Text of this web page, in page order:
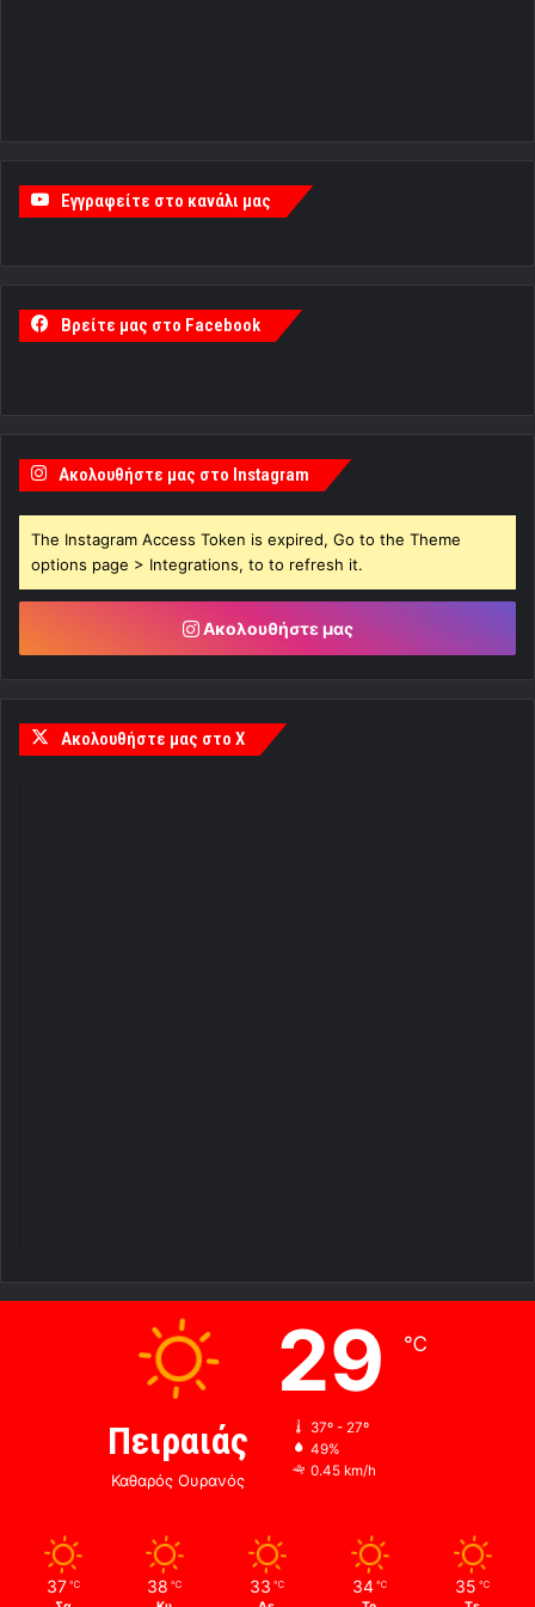
Εγγραφείτε στο κανάλι μας
Βρείτε μας στο Facebook
Ακολουθήστε μας στο Instagram
The Instagram Access Token is expired, Go to the Theme
options page > Integrations, to to refresh it.
Ακολουθήστε μας
Ακολουθήστε μας στο X
Πειραιάς
Καθαρός Ουρανός
29 ℃
37º - 27º
49%
0.45 km/h
37 ℃ 38 ℃ 33 ℃ 34 ℃ 35 ℃